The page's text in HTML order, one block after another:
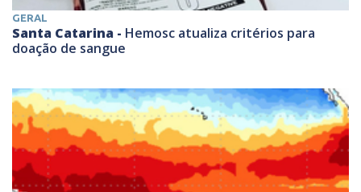
GERAL
Santa Catarina - Hemosc atualiza critérios para
doação de sangue